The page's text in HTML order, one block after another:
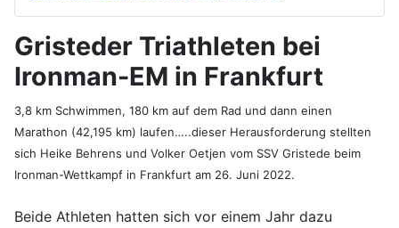
Gristeder Triathleten bei
Ironman-EM in Frankfurt
3,8 km Schwimmen, 180 km auf dem Rad und dann einen
Marathon (42,195 km) laufen…..dieser Herausforderung stellten
sich Heike Behrens und Volker Oetjen vom SSV Gristede beim
Ironman-Wettkampf in Frankfurt am 26. Juni 2022.
Beide Athleten hatten sich vor einem Jahr dazu